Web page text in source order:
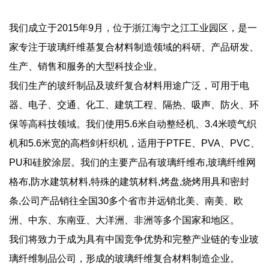
我们成立于2015年9月，位于浙江海宁之江工业园区，是一
家专注于玻璃纤维基复合材料制造领域的科研、产品研发、
生产、销售和服务的大型科技企业。
我们生产的玻纤制品及玻纤复合材料用途广泛，可用于电
器、电子、交通、化工、建筑工程、隔热、吸声、防火、环
保等高科技领域。我们使用5.6米自动整经机、3.4米喷气织
机和5.6米宽的高档剑杆织机，适用于PTFE、PVA、PVC、
PU和硅胶涂层。我们的主要产品有玻璃纤维布,玻璃纤维网
格布,防水建筑材料,特殊的建筑材料,烤盘,烧烤用具和密封
条,公司产品销往全国30多个省市并远销北美、南美、欧
洲、中东、东南亚、大洋洲、非洲等多个国家和地区。
我们将致力于成为具有中国竞争优势和完整产业链的专业玻
璃纤维制品公司，形成的玻璃纤维复合材料制造企业。